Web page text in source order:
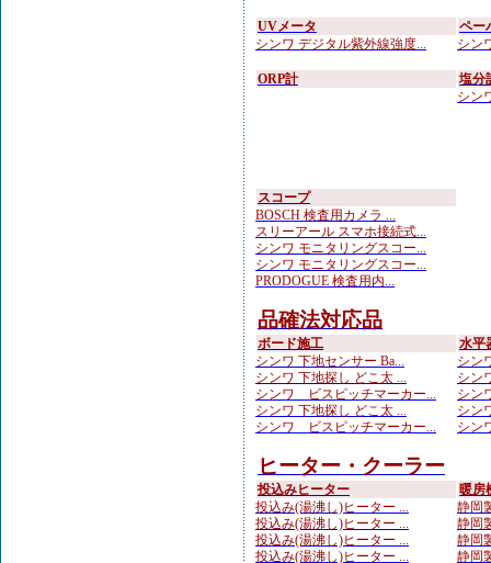
UVメータ
シンワ デジタル紫外線強度...
ペー
シン
ORP計
塩分
シン
スコープ
BOSCH 検査用カメラ ...
スリーアール スマホ接続式...
シンワ モニタリングスコー...
シンワ モニタリングスコー...
PRODOGUE 検査用内...
品確法対応品
ボード施工
シンワ 下地センサー Ba...
シンワ 下地探し どこ太 ...
シンワ ビスピッチマーカー...
シンワ 下地探し どこ太 ...
シンワ ビスピッチマーカー...
水平
シン
シン
シン
シン
シン
ヒーター・クーラー
投込みヒーター
投込み(湯沸し)ヒーター ...
投込み(湯沸し)ヒーター ...
投込み(湯沸し)ヒーター ...
投込み(湯沸し)ヒーター ...
暖房
静岡
静岡
静岡
静岡